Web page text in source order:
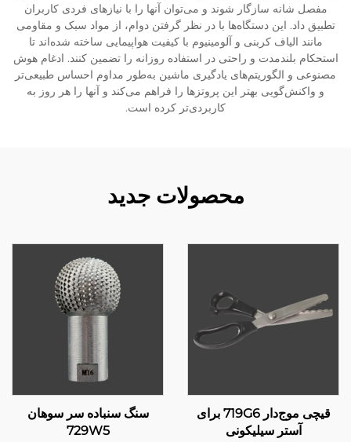
مفصل شانه سازگار شوند و می‌توان آنها را با نیازهای فردی کاربران
تطبیق داد. این دستگاه‌ها با در نظر گرفتن دوام، از مواد سبک و مقاومی
مانند الیاف کربنی و آلومینیوم با کیفیت هواپیمایی ساخته شده‌اند تا
استحکام بلندمدت و راحتی در استفاده روزانه را تضمین کنند. ادغام هوش
مصنوعی و الگوریتم‌های یادگیری ماشین به‌طور مداوم احساس طبیعی‌تر
و واکنش‌گویی بهتر این پروتزها را فراهم می‌کند و آنها را هر روز به
کاربردی‌تر کرده است.
محصولات جدید
قیچی موج‌دار 719G6 برای
آستر سیلیکونی
سنگ سنباده سر سوهان
729W5